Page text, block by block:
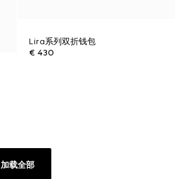
Lira系列双折钱包
€ 430
加载全部